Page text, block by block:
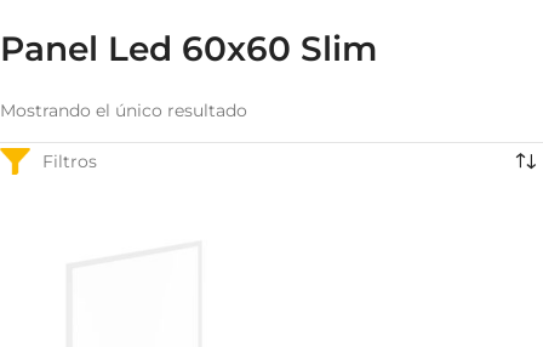
Panel Led 60x60 Slim
Mostrando el único resultado